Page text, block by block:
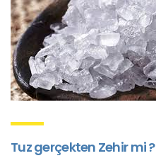
Tuz gerçekten Zehir mi ?